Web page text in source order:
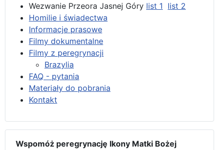
Wezwanie Przeora Jasnej Góry list 1 list 2
Homilie i świadectwa
Informacje prasowe
Filmy dokumentalne
Filmy z peregrynacji
Brazylia
FAQ - pytania
Materiały do pobrania
Kontakt
Wspomóż peregrynację Ikony Matki Bożej